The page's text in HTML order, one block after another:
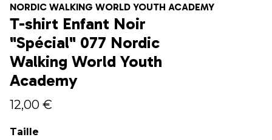
NORDIC WALKING WORLD YOUTH ACADEMY
T-shirt Enfant Noir
"Spécial" 077 Nordic
Walking World Youth
Academy
12,00 €
Taille